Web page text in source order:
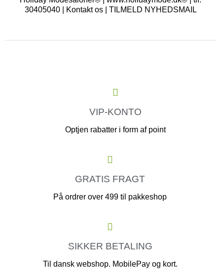
30405040 |
Kontakt os| TILMELD NYHEDSMAIL
VIP-KONTO
Optjen rabatter i form af point
GRATIS FRAGT
På ordrer over 499 til pakkeshop
SIKKER BETALING
Til dansk webshop. MobilePay og kort.